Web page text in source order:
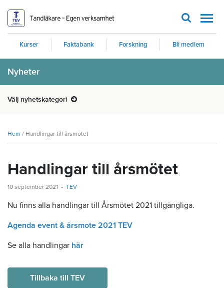
Kurser Faktabank Forskning Bli medlem
Nyheter
Välj nyhetskategori
Hem / Handlingar till årsmötet
Handlingar till årsmötet
10 september 2021 TEV
Nu finns alla handlingar till Årsmötet 2021 tillgängliga.
Agenda event & årsmote 2021 TEV
Se alla handlingar här
Tillbaka till TEV